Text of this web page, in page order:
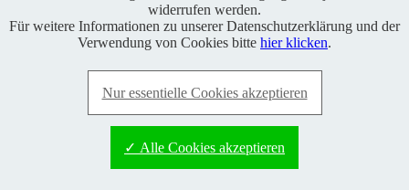
Copyright © 2021 BABOONS GmbH. Alle Rechte vorbehalten.
Keine Haftung und kein Anspruch auf Vollständigkeit sowie
Richtigkeit von Inhalten, Berichten und Kommentaren.
Impressum|Datenschutz|RSS-Feed|Presse|
|Admin
widerrufen werden.
Für weitere Informationen zu unserer Datenschutzerklärung und der
Verwendung von Cookies bitte hier klicken.
Nur essentielle Cookies akzeptieren
✓ Alle Cookies akzeptieren